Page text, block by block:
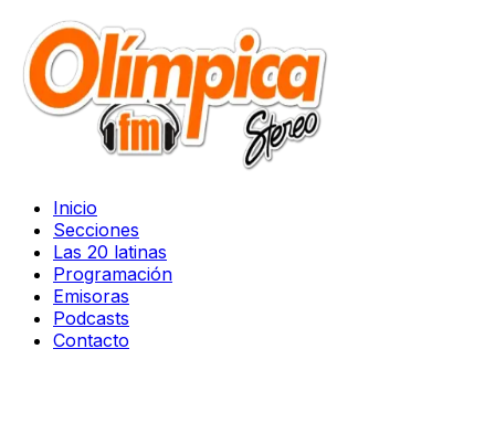
Inicio
Secciones
Las 20 latinas
Programación
Emisoras
Podcasts
Contacto